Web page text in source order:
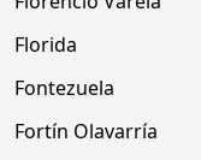
Florida
Fontezuela
Fortín Olavarría